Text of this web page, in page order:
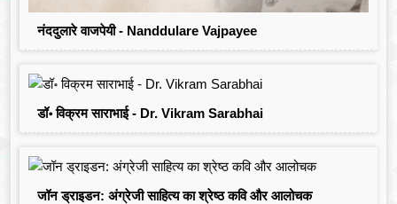
नंददुलारे वाजपेयी - Nanddulare Vajpayee
डॉ॰ विक्रम साराभाई - Dr. Vikram Sarabhai
जॉन ड्राइडन: अंग्रेजी साहित्य का श्रेष्ठ कवि और आलोचक